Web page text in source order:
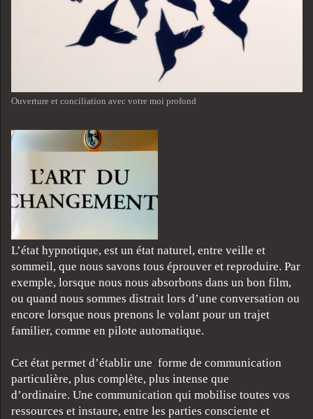
Ouverture et conciliation avec votre moi profond
L’état hypnotique, est un état naturel, entre veille et
sommeil, que nous savons tous éprouver et reproduire. Par
exemple, lorsque nous nous absorbons dans un bon film,
ou quand nous sommes distrait lors d’une conversation ou
encore lorsque nous prenons le volant pour un trajet
familier, comme en pilote automatique.
Cet état permet d’établir une forme de communication
particulière, plus complète, plus intense que
d’ordinaire. Une communication qui mobilise toutes vos
ressources et instaure, entre les parties consciente et